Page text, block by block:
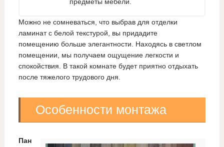
Можно не сомневаться, что выбрав для отделки
ламинат с белой текстурой, вы придадите
помещению больше элегантности. Находясь в светлом
помещении, мы получаем ощущение легкости и
спокойствия. В такой комнате будет приятно отдыхать
после тяжелого трудового дня.
Особенности монтажа
Пан